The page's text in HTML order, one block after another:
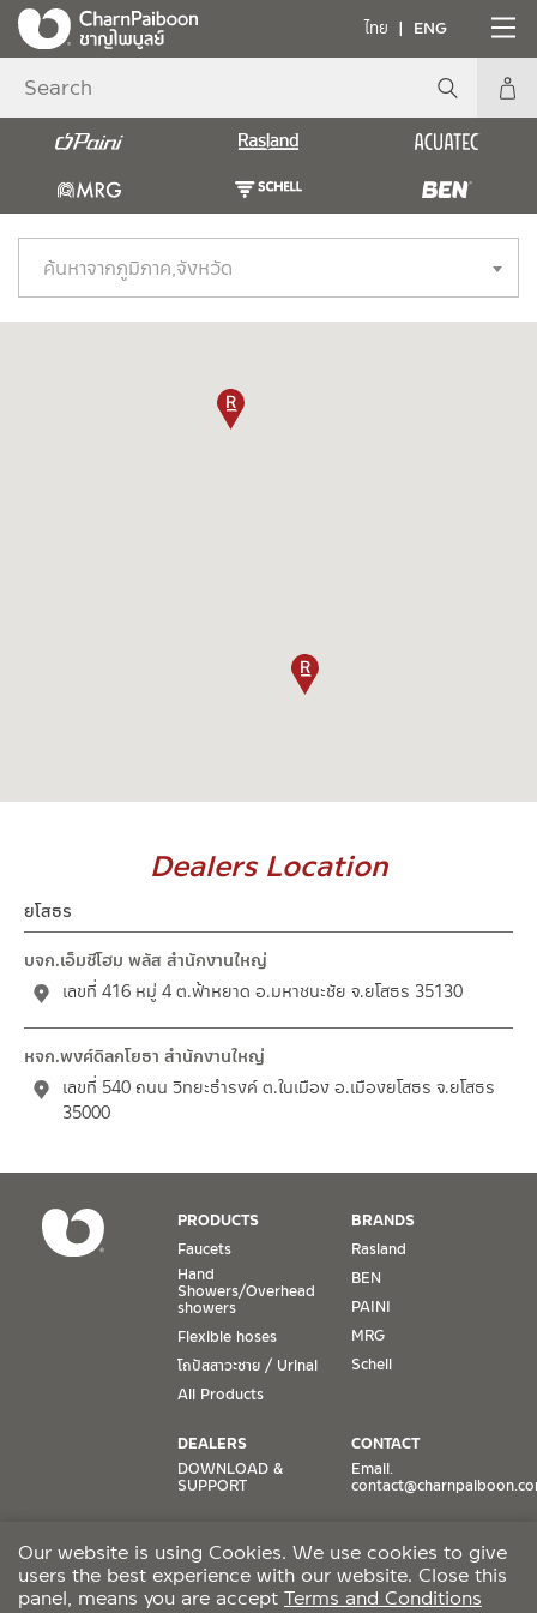
ไทย ENG
Dealers Location
ยโสธร
บจก.เอ็มซีโฮม พลัส สำนักงานใหญ่
เลขที่ 416 หมู่ 4 ต.ฟ้าหยาด อ.มหาชนะชัย จ.ยโสธร 35130
หจก.พงศ์ดิลกโยธา สำนักงานใหญ่
เลขที่ 540 ถนน วิทยะธำรงค์ ต.ในเมือง อ.เมืองยโสธร จ.ยโสธร
35000
ค้นหาจากภูมิภาค,จังหวัด
PRODUCTS
Faucets
Hand
Showers/Overhead
showers
Flexible hoses
โถปัสสาวะชาย / Urinal
All Products
BRANDS
Rasland
BEN
PAINI
MRG
Schell
DEALERS
DOWNLOAD &
SUPPORT
Lazada
Shopee
CONTACT
Email.
TikTok
Facebook
Our website is using Cookies. We use cookies to give
users the best experience with our website. Close this
panel, means you are accept Terms and Conditions